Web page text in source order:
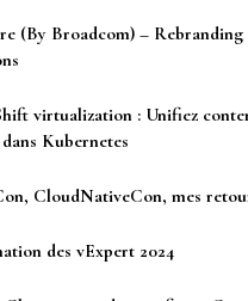
(By Broadcom) – Rebranding
virtualization : Unifiez
Kubernetes
CloudNativeCon, mes
des vExpert 2024